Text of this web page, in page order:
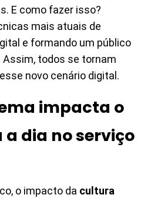
E como fazer isso?
mais atuais de
e formando um público
Assim, todos se tornam
novo cenário digital.
impacta o
a dia no serviço
o impacto da cultura